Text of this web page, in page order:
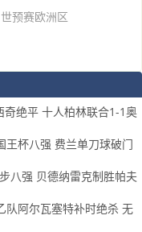
世预赛欧洲区
绝平 十人柏林联合1-1奥
杯八强 费兰单刀球破门
八强 贝德纳雷克制胜帕夫
队阿尔瓦塞特补时绝杀 无